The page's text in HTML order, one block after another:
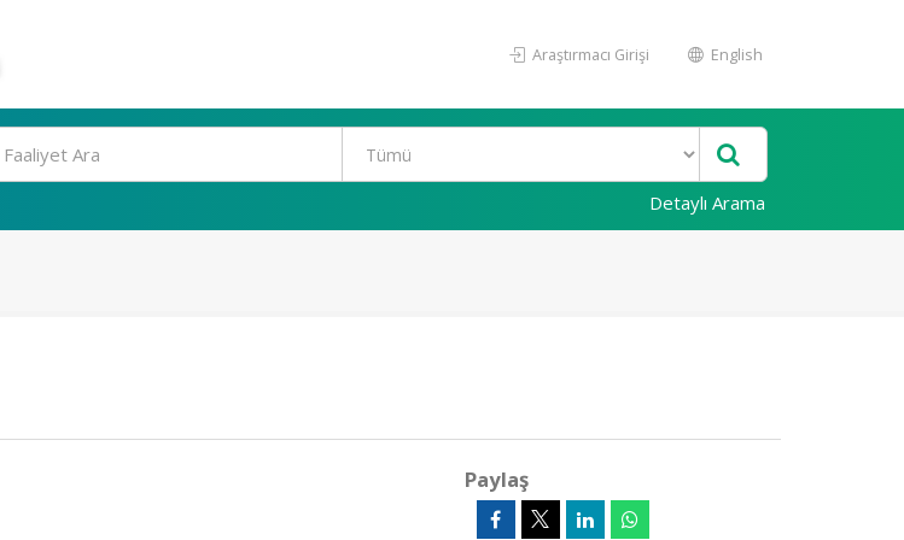
Araştırmacı Girişi English
Detaylı Arama
Paylaş